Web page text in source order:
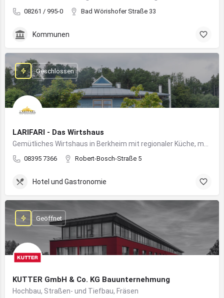
08261 / 995-0 Bad Wörishofer Straße 33
Kommunen
LARIFARI - Das Wirtshaus
08395 7366 Robert-Bosch-Straße 5
Geschlossen
Hotel und Gastronomie
KUTTER GmbH & Co. KG Bauunternehmung
Hochbau, Straßen- und Tiefbau, Fräsen
Geöffnet